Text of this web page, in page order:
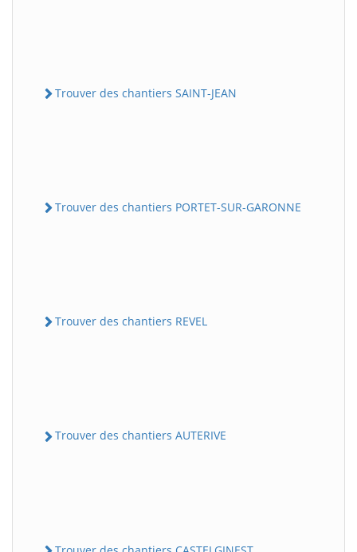
Trouver des chantiers SAINT-JEAN
Trouver des chantiers PORTET-SUR-GARONNE
Trouver des chantiers REVEL
Trouver des chantiers AUTERIVE